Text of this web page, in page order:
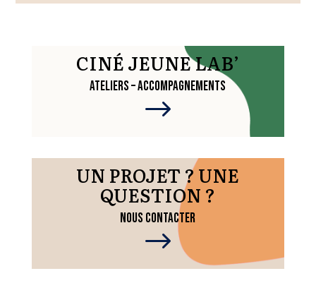
CINÉ JEUNE LAB’
ATELIERS – ACCOMPAGNEMENTS
$
UN PROJET ? UNE
QUESTION ?
NOUS CONTACTER
$